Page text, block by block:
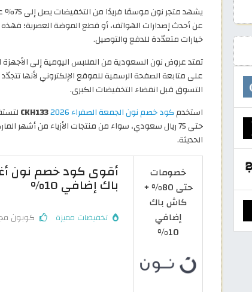
يشهد
عن أحدث إصدارات الهواتف، أو قطع الموضة العصرية؛ فهذه
خيارات متعدّدة للدفع والتوصيل.
تمتد عروض نون السعودية من الملابس اليومية إلى
على متابعة الصفحة الرسمية للموقع الإلكتروني لأنها
التسوق قبل انقضاء التخفيضات الكبرى.
استخدمكود خصم نون الجمعة الصفراء 2026 CKH133
حتى 75 ريال سعودي، سواء من منتجات الأزياء من أشهر
الحديثة.
خصومات
حتى 80% +
كاش باك
إضافي
10%
باك إضافي 10%
تخفيضات مميزة كوبون